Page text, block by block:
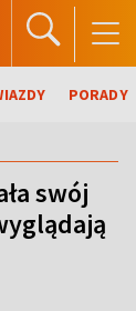
PORADY
swój